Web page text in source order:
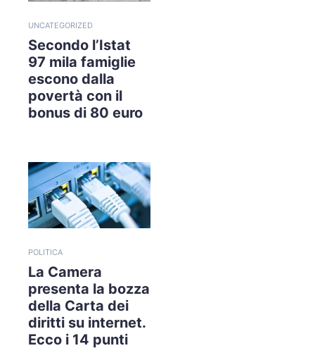
UNCATEGORIZED
Secondo l’Istat
97 mila famiglie
escono dalla
povertà con il
bonus di 80 euro
POLITICA
La Camera
presenta la bozza
della Carta dei
diritti su internet.
Ecco i 14 punti